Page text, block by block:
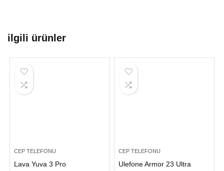
ilgili ürünler
CEP TELEFONU
Lava Yuva 3 Pro
CEP TELEFONU
Ulefone Armor 23 Ultra